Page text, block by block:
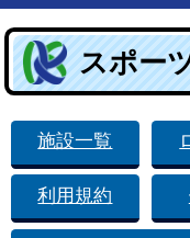
スポー
施設一覧
利用規約